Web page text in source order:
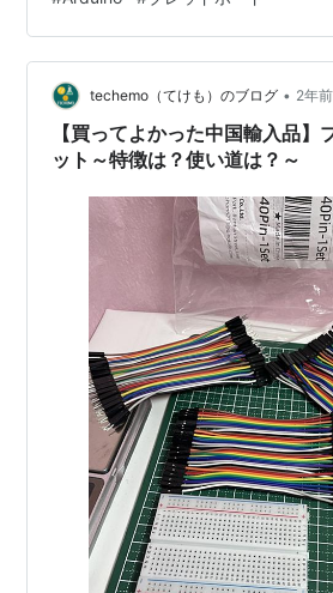
https://t.co/CgHTkgrFxR0.1Vで起動
タhttps://t.co/wVUCpfM…
techemo（てけも）のブログ • 2年前
【買ってよかった中国輸入品】
ット～特徴は？使い道は？～